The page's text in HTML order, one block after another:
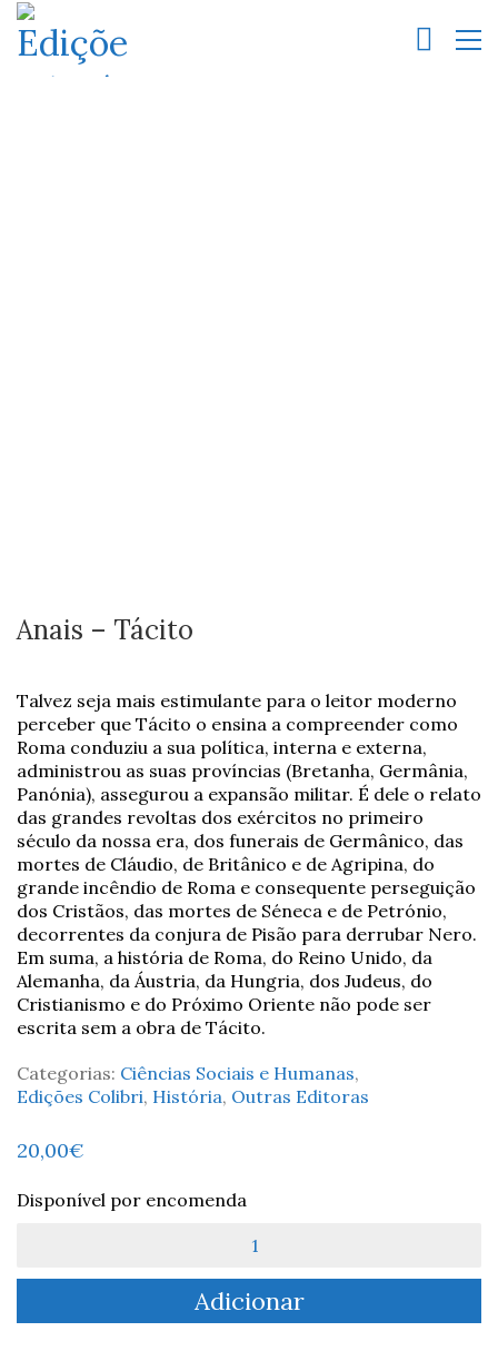
Anais – Tácito
Talvez seja mais estimulante para o leitor moderno
perceber que Tácito o ensina a compreender como
Roma conduziu a sua política, interna e externa,
administrou as suas províncias (Bretanha, Germânia,
Panónia), assegurou a expansão militar. É dele o relato
das grandes revoltas dos exércitos no primeiro
século da nossa era, dos funerais de Germânico, das
mortes de Cláudio, de Britânico e de Agripina, do
grande incêndio de Roma e consequente perseguição
dos Cristãos, das mortes de Séneca e de Petrónio,
decorrentes da conjura de Pisão para derrubar Nero.
Em suma, a história de Roma, do Reino Unido, da
Alemanha, da Áustria, da Hungria, dos Judeus, do
Cristianismo e do Próximo Oriente não pode ser
escrita sem a obra de Tácito.
Categorias: Ciências Sociais e Humanas,
Edições Colibri, História, Outras Editoras
20,00€
Disponível por encomenda
Anais
Tácito
Adicionar